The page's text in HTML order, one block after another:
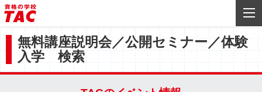
無料講座説明会／公開セミナー／体験
入学 検索